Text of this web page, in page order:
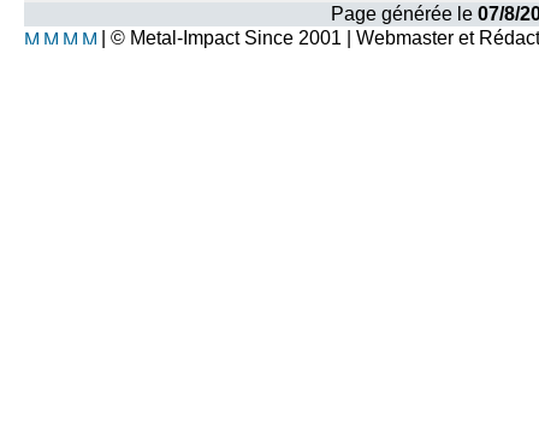
Page générée le 07/8/
| © Metal-Impact Since 2001 | Webmaster et